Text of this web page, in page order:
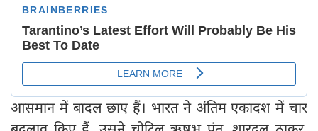
आसमान में बादल छाए हैं। भारत ने अंतिम एकादश में चार